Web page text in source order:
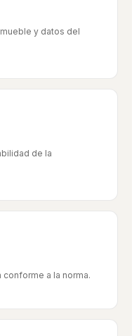
y datos del
de la
a la norma.